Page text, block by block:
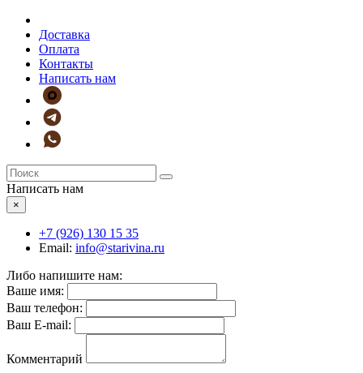
Доставка
Оплата
Контакты
Написать нам
Написать нам
×
+7 (926) 130 15 35
Email: info@starivina.ru
Либо напишите нам:
Ваше имя:
Ваш телефон:
Ваш E-mail:
Комментарий